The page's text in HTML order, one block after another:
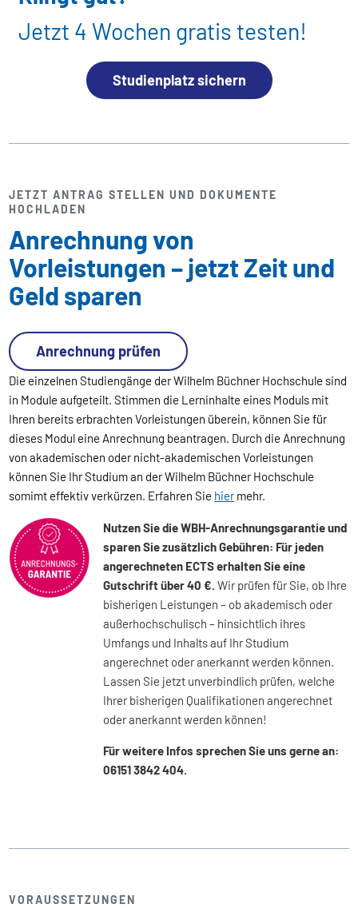
Jetzt 4 Wochen gratis testen!
Studienplatz sichern
JETZT ANTRAG STELLEN UND DOKUMENTE
HOCHLADEN
Anrechnung von
Vorleistungen – jetzt Zeit und
Geld sparen
Die einzelnen Studiengänge der Wilhelm Büchner Hochschule sind
in Module aufgeteilt. Stimmen die Lerninhalte eines Moduls mit
Ihren bereits erbrachten Vorleistungen überein, können Sie für
dieses Modul eine Anrechnung beantragen. Durch die Anrechnung
von akademischen oder nicht-akademischen Vorleistungen
können Sie Ihr Studium an der Wilhelm Büchner Hochschule
somimt effektiv verkürzen. Erfahren Sie hiermehr.
Nutzen Sie die WBH-Anrechnungsgarantie und
sparen Sie zusätzlich Gebühren: Für jeden
angerechneten ECTS erhalten Sie eine
Gutschrift über 40 €.Wir prüfen für Sie, ob Ihre
bisherigen Leistungen – ob akademisch oder
außerhochschulisch – hinsichtlich ihres
Umfangs und Inhalts auf Ihr Studium
angerechnet oder anerkannt werden können.
Lassen Sie jetzt unverbindlich prüfen, welche
Ihrer bisherigen Qualifikationen angerechnet
oder anerkannt werden können!
Für weitere Infos sprechen Sie uns gerne an:
06151 3842 404.
Anrechnung prüfen
VORAUSSETZUNGEN